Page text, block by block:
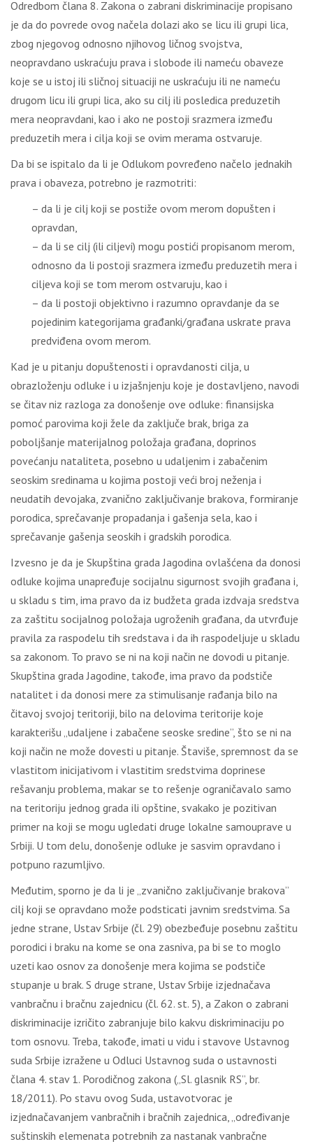
Odredbom člana 8. Zakona o zabrani diskriminacije propisano
je da do povrede ovog načela dolazi ako se licu ili grupi lica,
zbog njegovog odnosno njihovog ličnog svojstva,
neopravdano uskraćuju prava i slobode ili nameću obaveze
koje se u istoj ili sličnoj situaciji ne uskraćuju ili ne nameću
drugom licu ili grupi lica, ako su cilj ili posledica preduzetih
mera neopravdani, kao i ako ne postoji srazmera između
preduzetih mera i cilja koji se ovim merama ostvaruje.
Da bi se ispitalo da li je Odlukom povređeno načelo jednakih
prava i obaveza, potrebno je razmotriti:
– da li je cilj koji se postiže ovom merom dopušten i
opravdan,
– da li se cilj (ili ciljevi) mogu postići propisanom merom,
odnosno da li postoji srazmera između preduzetih mera i
ciljeva koji se tom merom ostvaruju, kao i
– da li postoji objektivno i razumno opravdanje da se
pojedinim kategorijama građanki/građana uskrate prava
predviđena ovom merom.
Kad je u pitanju dopuštenosti i opravdanosti cilja, u
obrazloženju odluke i u izjašnjenju koje je dostavljeno, navodi
se čitav niz razloga za donošenje ove odluke: finansijska
pomoć parovima koji žele da zaključe brak, briga za
poboljšanje materijalnog položaja građana, doprinos
povećanju nataliteta, posebno u udaljenim i zabačenim
seoskim sredinama u kojima postoji veći broj neženja i
neudatih devojaka, zvanično zaključivanje brakova, formiranje
porodica, sprečavanje propadanja i gašenja sela, kao i
sprečavanje gašenja seoskih i gradskih porodica.
Izvesno je da je Skupština grada Jagodina ovlašćena da donosi
odluke kojima unapređuje socijalnu sigurnost svojih građana i,
u skladu s tim, ima pravo da iz budžeta grada izdvaja sredstva
za zaštitu socijalnog položaja ugroženih građana, da utvrđuje
pravila za raspodelu tih sredstava i da ih raspodeljuje u skladu
sa zakonom. To pravo se ni na koji način ne dovodi u pitanje.
Skupština grada Jagodine, takođe, ima pravo da podstiče
natalitet i da donosi mere za stimulisanje rađanja bilo na
čitavoj svojoj teritoriji, bilo na delovima teritorije koje
karakterišu „udaljene i zabačene seoske sredine”, što se ni na
koji način ne može dovesti u pitanje. Štaviše, spremnost da se
vlastitom inicijativom i vlastitim sredstvima doprinese
rešavanju problema, makar se to rešenje ograničavalo samo
na teritoriju jednog grada ili opštine, svakako je pozitivan
primer na koji se mogu ugledati druge lokalne samouprave u
Srbiji. U tom delu, donošenje odluke je sasvim opravdano i
potpuno razumljivo.
Međutim, sporno je da li je „zvanično zaključivanje brakova”
cilj koji se opravdano može podsticati javnim sredstvima. Sa
jedne strane, Ustav Srbije (čl. 29) obezbeđuje posebnu zaštitu
porodici i braku na kome se ona zasniva, pa bi se to moglo
uzeti kao osnov za donošenje mera kojima se podstiče
stupanje u brak. S druge strane, Ustav Srbije izjednačava
vanbračnu i bračnu zajednicu (čl. 62. st. 5), a Zakon o zabrani
diskriminacije izričito zabranjuje bilo kakvu diskriminaciju po
tom osnovu. Treba, takođe, imati u vidu i stavove Ustavnog
suda Srbije izražene u Odluci Ustavnog suda o ustavnosti
člana 4. stav 1. Porodičnog zakona („Sl. glasnik RS”, br.
18/2011). Po stavu ovog Suda, ustavotvorac je
izjednačavanjem vanbračnih i bračnih zajednica, „određivanje
suštinskih elemenata potrebnih za nastanak vanbračne